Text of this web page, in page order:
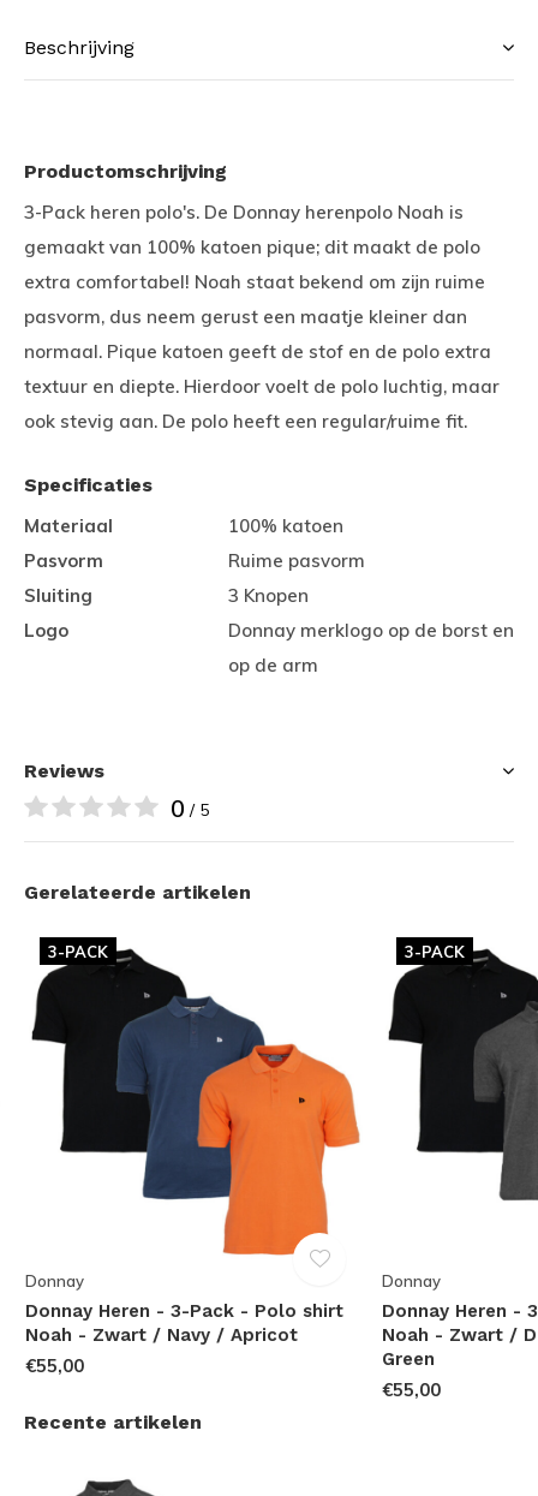
Beschrijving
Productomschrijving
3-Pack heren polo's. De Donnay herenpolo Noah is
gemaakt van 100% katoen pique; dit maakt de polo
extra comfortabel! Noah staat bekend om zijn ruime
pasvorm, dus neem gerust een maatje kleiner dan
normaal. Pique katoen geeft de stof en de polo extra
textuur en diepte. Hierdoor voelt de polo luchtig, maar
ook stevig aan. De polo heeft een regular/ruime fit.
Specificaties
Materiaal
100% katoen
Pasvorm
Ruime pasvorm
Sluiting
3 Knopen
Logo
Donnay merklogo op de borst en
op de arm
Reviews
0 / 5
Gerelateerde artikelen
3-PACK
Donnay
Donnay Heren - 3-Pack - Polo shirt
Noah - Zwart / Navy / Apricot
€55,00
3-PACK
Donnay
Donnay Heren -
Noah - Zwart /
Green
€55,00
Recente artikelen